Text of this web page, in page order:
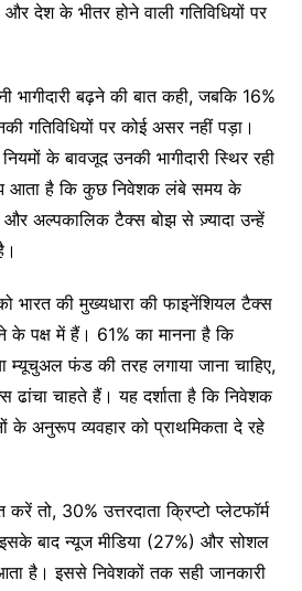
और देश के भीतर होने वाली गतिविधियों पर
भागीदारी बढ़ने की बात कही, जबकि 16%
गतिविधियों पर कोई असर नहीं पड़ा।
के बावजूद उनकी भागीदारी स्थिर रही
आता है कि कुछ निवेशक लंबे समय के
अल्पकालिक टैक्स बोझ से ज़्यादा उन्हें
भारत की मुख्यधारा की फाइनेंशियल टैक्स
के पक्ष में हैं। 61% का मानना है कि
म्यूचुअल फंड की तरह लगाया जाना चाहिए,
चाहते हैं। यह दर्शाता है कि निवेशक
के अनुरूप व्यवहार को प्राथमिकता दे रहे
तो, 30% उत्तरदाता क्रिप्टो प्लेटफॉर्म
बाद न्यूज मीडिया (27%) और सोशल
है। इससे निवेशकों तक सही जानकारी